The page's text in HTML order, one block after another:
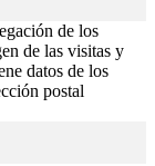
de los
de las visitas y
datos de los
postal